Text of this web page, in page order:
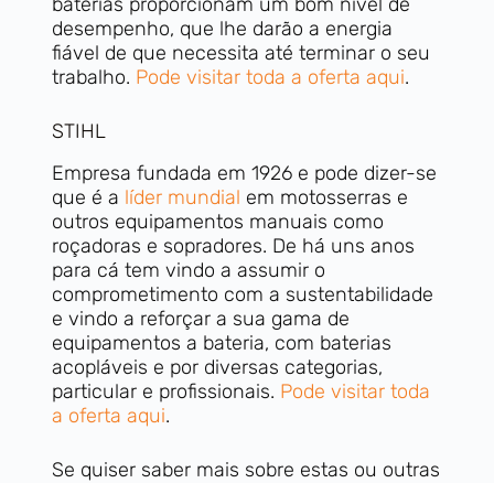
desempenho, que lhe darão a energia
fiável de que necessita até terminar o seu
trabalho. Pode visitar toda a oferta aqui.
STIHL
Empresa fundada em 1926 e pode dizer-se
que é a líder mundial em motosserras e
outros equipamentos manuais como
roçadoras e sopradores. De há uns anos
para cá tem vindo a assumir o
comprometimento com a sustentabilidade
e vindo a reforçar a sua gama de
equipamentos a bateria, com baterias
acopláveis e por diversas categorias,
particular e profissionais. Pode visitar toda
a oferta aqui.
Se quiser saber mais sobre estas ou outras